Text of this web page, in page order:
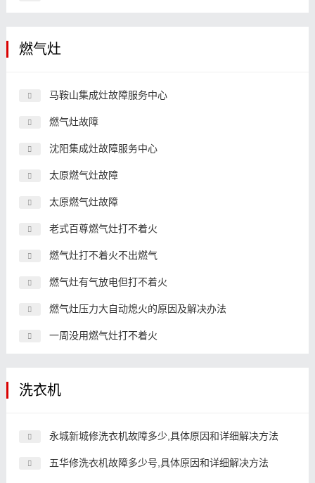
燃气灶
马鞍山集成灶故障服务中心
燃气灶故障
沈阳集成灶故障服务中心
太原燃气灶故障
太原燃气灶故障
老式百尊燃气灶打不着火
燃气灶打不着火不出燃气
燃气灶有气放电但打不着火
燃气灶压力大自动熄火的原因及解决办法
一周没用燃气灶打不着火
洗衣机
永城新城修洗衣机故障多少,具体原因和详细解决方法
五华修洗衣机故障多少号,具体原因和详细解决方法